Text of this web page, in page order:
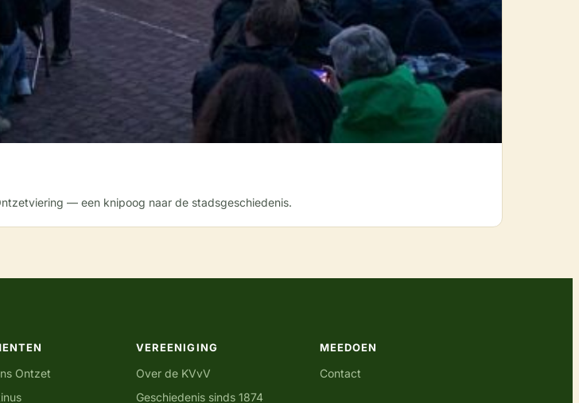
— een knipoog naar de stadsgeschiedenis.
Ontzet
VEREENIGING
Over de KVvV
Geschiedenis sinds 1874
MEEDOEN
Contact